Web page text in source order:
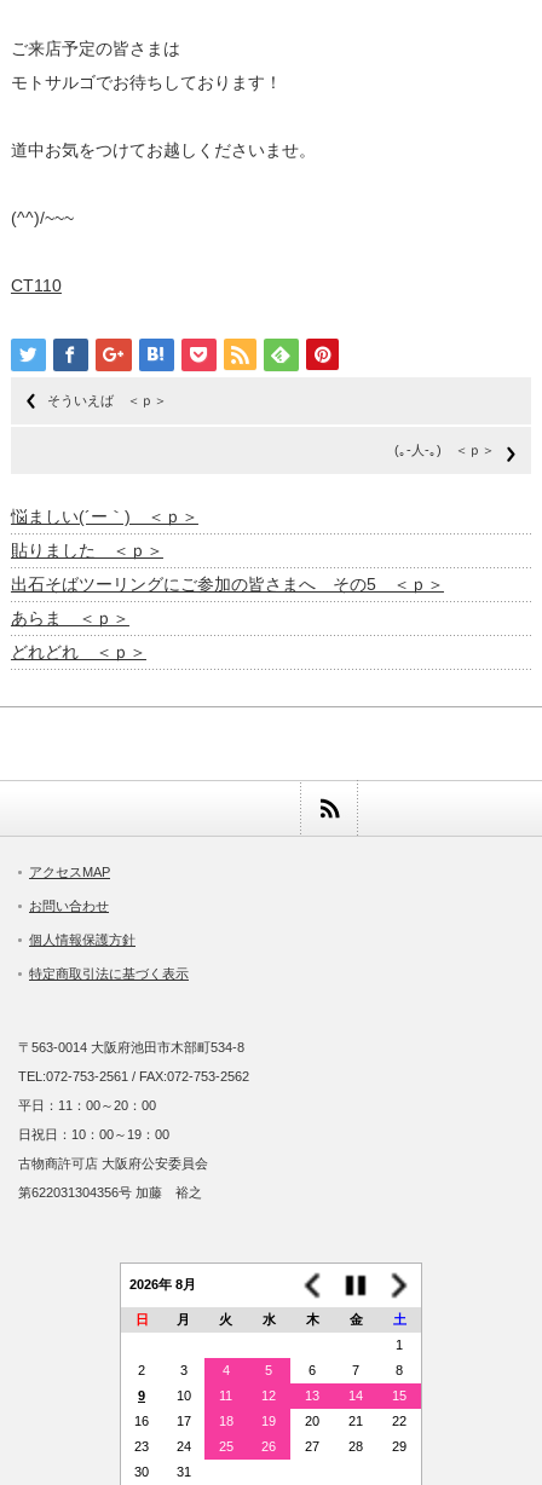
ご来店予定の皆さまは
モトサルゴでお待ちしております！
道中お気をつけてお越しくださいませ。
(^^)/~~~
CT110
そういえば ＜ｐ＞
(｡-人-｡) ＜ｐ＞
悩ましい(´ー｀) ＜ｐ＞
貼りました ＜ｐ＞
出石そばツーリングにご参加の皆さまへ その5 ＜ｐ＞
あらま ＜ｐ＞
どれどれ ＜ｐ＞
アクセスMAP
お問い合わせ
個人情報保護方針
特定商取引法に基づく表示
〒563-0014 大阪府池田市木部町534-8
TEL:072-753-2561 / FAX:072-753-2562
平日：11：00～20：00
日祝日：10：00～19：00
古物商許可店 大阪府公安委員会
第622031304356号 加藤 裕之
2026年 8月
日 月 火 水 木 金
土
1
2
3 4 5 6 7
8
9
10 11 12 13 14
15
16
17 18 19 20 21
22
23
24 25 26 27 28
29
30
31